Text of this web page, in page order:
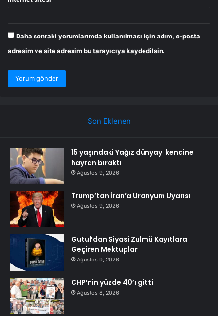
Daha sonraki yorumlarımda kullanılması için adım, e-posta
adresim ve site adresim bu tarayıcıya kaydedilsin.
Son Eklenen
15 yaşındaki Yağız dünyayı kendine
hayran bıraktı
Ağustos 9, 2026
Trump’tan İran’a Uranyum Uyarısı
Ağustos 9, 2026
Gutul’dan Siyasi Zulmü Kayıtlara
Geçiren Mektuplar
Ağustos 9, 2026
CHP’nin yüzde 40’ı gitti
Ağustos 8, 2026